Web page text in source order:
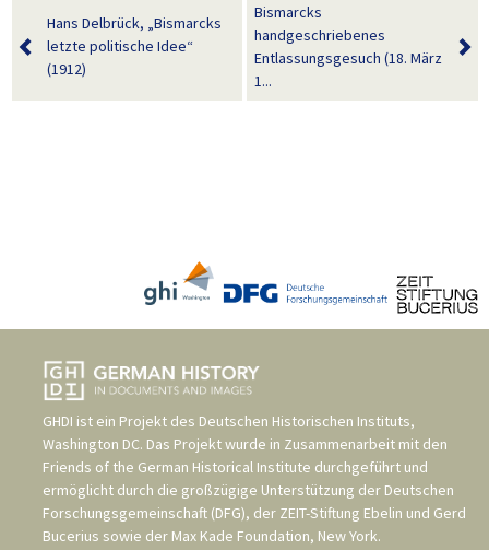
Hans Delbrück, „Bismarcks
letzte politische Idee“
(1912)
Bismarcks
handgeschriebenes
Entlassungsgesuch (18. März
1...
GHDI ist ein Projekt des Deutschen Historischen Instituts,
Washington DC. Das Projekt wurde in Zusammenarbeit mit den
Friends of the German Historical Institute durchgeführt und
ermöglicht durch die großzügige Unterstützung der Deutschen
Forschungsgemeinschaft (DFG), der ZEIT-Stiftung Ebelin und Gerd
Bucerius sowie der Max Kade Foundation, New York.